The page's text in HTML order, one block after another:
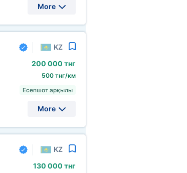
More
KZ
200 000 тнг
500 тнг/км
Есепшот арқылы
More
KZ
130 000 тнг